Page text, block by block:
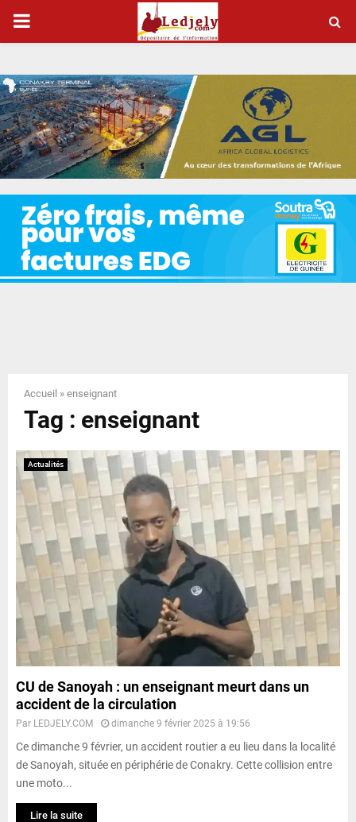
P
I
M
A
Y
N
U
Accueil » enseignant
Tag : enseignant
Actualités
CU de Sanoyah : un enseignant meurt dans un
accident de la circulation
Par LEDJELY.COM dimanche 9 février 2025 à 19:56
Ce dimanche 9 février, un accident routier a eu lieu dans la localité
de Sanoyah, située en périphérie de Conakry. Cette collision entre
une moto...
Lire la suite